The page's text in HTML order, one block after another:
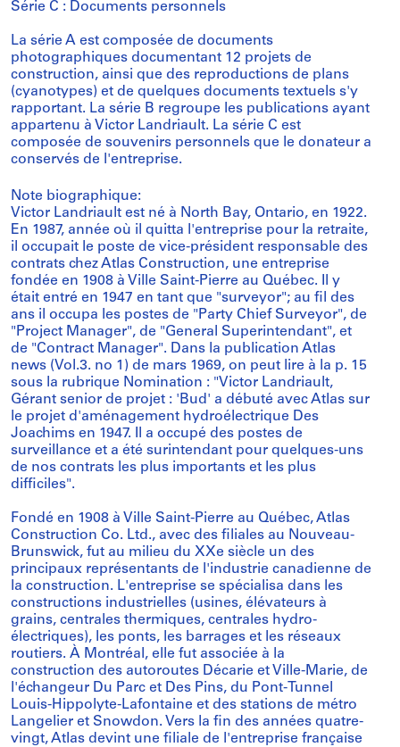
Série C : Documents personnels
La série A est composée de documents
photographiques documentant 12 projets de
construction, ainsi que des reproductions de plans
(cyanotypes) et de quelques documents textuels s'y
rapportant. La série B regroupe les publications ayant
appartenu à Victor Landriault. La série C est
composée de souvenirs personnels que le donateur a
conservés de l'entreprise.
Note biographique:
Victor Landriault est né à North Bay, Ontario, en 1922.
En 1987, année où il quitta l'entreprise pour la retraite,
il occupait le poste de vice-président responsable des
contrats chez Atlas Construction, une entreprise
fondée en 1908 à Ville Saint-Pierre au Québec. Il y
était entré en 1947 en tant que "surveyor"; au fil des
ans il occupa les postes de "Party Chief Surveyor", de
"Project Manager", de "General Superintendant", et
de "Contract Manager". Dans la publication Atlas
news (Vol.3. no 1) de mars 1969, on peut lire à la p. 15
sous la rubrique Nomination : "Victor Landriault,
Gérant senior de projet : 'Bud' a débuté avec Atlas sur
le projet d'aménagement hydroélectrique Des
Joachims en 1947. Il a occupé des postes de
surveillance et a été surintendant pour quelques-uns
de nos contrats les plus importants et les plus
difficiles".
Fondé en 1908 à Ville Saint-Pierre au Québec, Atlas
Construction Co. Ltd., avec des filiales au Nouveau-
Brunswick, fut au milieu du XXe siècle un des
principaux représentants de l'industrie canadienne de
la construction. L'entreprise se spécialisa dans les
constructions industrielles (usines, élévateurs à
grains, centrales thermiques, centrales hydro-
électriques), les ponts, les barrages et les réseaux
routiers. À Montréal, elle fut associée à la
construction des autoroutes Décarie et Ville-Marie, de
l'échangeur Du Parc et Des Pins, du Pont-Tunnel
Louis-Hippolyte-Lafontaine et des stations de métro
Langelier et Snowdon. Vers la fin des années quatre-
vingt, Atlas devint une filiale de l'entreprise française